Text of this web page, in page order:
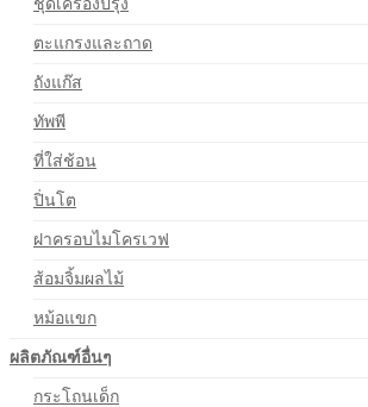
ชุดเครื่องปรุง
ตะแกรงและถาด
ถังแก๊ส
ทัพพี
ที่ใส่ช้อน
ปิ่นโต
ฝาครอบไมโครเวฟ
ส้อมจิ้มผลไม้
หม้อแขก
ผลิตภัณฑ์อื่นๆ
กระโถนเด็ก